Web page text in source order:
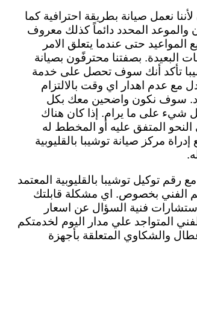
نعمل صيانة بطريقة احترافية كما
والموعد المحدد دائماً كذلك معروف
المواعيد حتى عندما يتعلق الامر
البعيدة. بصفتنا محترفًون بصيانة
تأكد أنك سوف تحصل على خدمة
مع عدم اهدار اي وقت بالالتزام
سوف نكون واضحين معك بكل
شيء على ما يرام. إذا كان هناك
المتفق عليه أو المخطط له
مركز صيانة توشيبا بالقليوبية
.
رقم توكيل توشيبا بالقليوبية المعتمد
الفني بخصوص. اي مشكلة قابلتك
فنية السؤال عن اسعار
المتواجد علي مدار اليوم لخدمتكم
والشكاوي المتعلقة بأجهزة